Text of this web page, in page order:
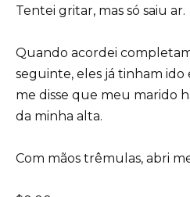
Tentei gritar, mas só saiu ar.
Quando acordei
seguinte, eles já tinham ido
me disse que meu marido
da minha alta.
Com mãos trêmulas, abri